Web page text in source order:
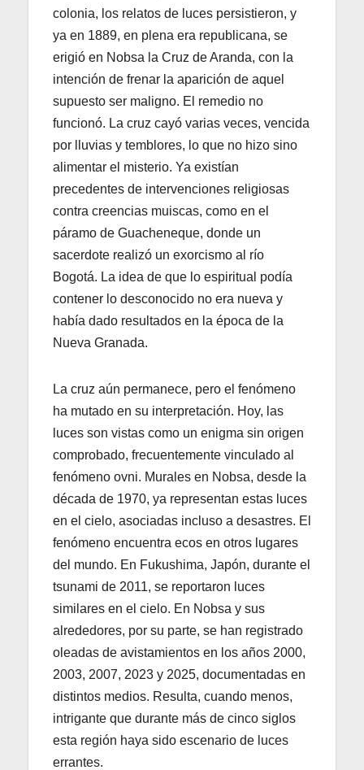
colonia, los relatos de luces persistieron, y
ya en 1889, en plena era republicana, se
erigió en Nobsa la Cruz de Aranda, con la
intención de frenar la aparición de aquel
supuesto ser maligno. El remedio no
funcionó. La cruz cayó varias veces, vencida
por lluvias y temblores, lo que no hizo sino
alimentar el misterio. Ya existían
precedentes de intervenciones religiosas
contra creencias muiscas, como en el
páramo de Guacheneque, donde un
sacerdote realizó un exorcismo al río
Bogotá. La idea de que lo espiritual podía
contener lo desconocido no era nueva y
había dado resultados en la época de la
Nueva Granada.
La cruz aún permanece, pero el fenómeno
ha mutado en su interpretación. Hoy, las
luces son vistas como un enigma sin origen
comprobado, frecuentemente vinculado al
fenómeno ovni. Murales en Nobsa, desde la
década de 1970, ya representan estas luces
en el cielo, asociadas incluso a desastres. El
fenómeno encuentra ecos en otros lugares
del mundo. En Fukushima, Japón, durante el
tsunami de 2011, se reportaron luces
similares en el cielo. En Nobsa y sus
alrededores, por su parte, se han registrado
oleadas de avistamientos en los años 2000,
2003, 2007, 2023 y 2025, documentadas en
distintos medios. Resulta, cuando menos,
intrigante que durante más de cinco siglos
esta región haya sido escenario de luces
errantes.